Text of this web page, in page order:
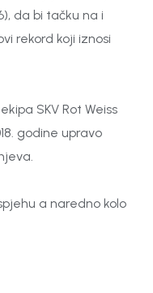
da bi tačku na i
rekord koji iznosi
SKV Rot Weiss
godine upravo
a naredno kolo